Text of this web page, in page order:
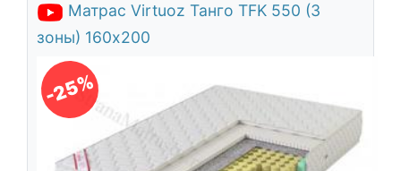
Матрас Virtuoz Танго TFK 550 (3
зоны) 160х200
-25%